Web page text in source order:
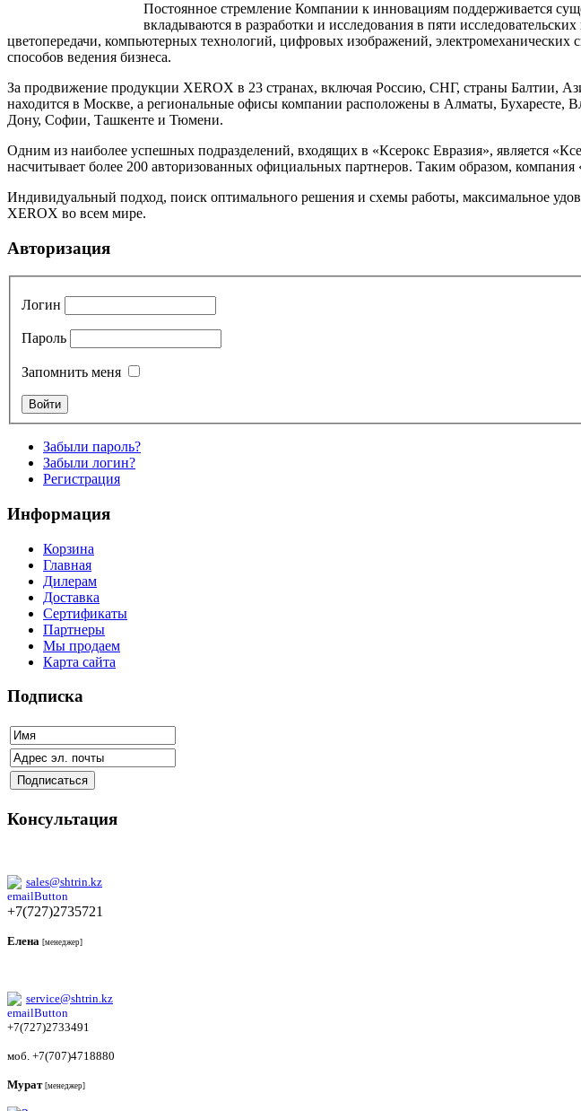
Постоянное стремление Компании к инновациям поддерживается
вкладываются в разработки и исследования в пяти
цветопередачи, компьютерных технологий, цифровых изображений,
способов ведения бизнеса.
За продвижение продукции XEROX в 23 странах, включая Россию, СНГ, страны Балтии,
находится в Москве, а региональные офисы компании расположены в Алматы, Бухаресте,
Дону, Софии, Ташкенте и Тюмени.
Одним из наиболее успешных подразделений, входящих в «Ксерокс Евразия», является
насчитывает более 200 авторизованных официальных партнеров. Таким образом,
Индивидуальный подход, поиск оптимального решения и схемы работы, максимальное
XEROX во всем мире.
Авторизация
Логин
Пароль
Запомнить меня
Забыли пароль?
Забыли логин?
Регистрация
Информация
Корзина
Главная
Дилерам
Доставка
Сертификаты
Партнеры
Мы продаем
Карта сайта
Подписка
Консультация
sales@shtrin.kz
+7(727)2735721
Елена [менеджер]
service@shtrin.kz
+7(727)2733491
моб. +7(707)4718880
Мурат [менеджер]